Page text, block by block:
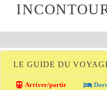
LE GUIDE DU
directions_transit Arriver/partir local_hotel